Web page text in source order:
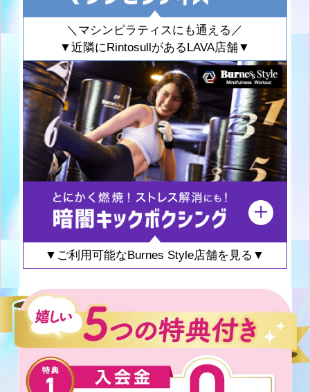
＼マシンピラティスにも通える／
▼近隣にRintosullがあるLAVA店舗▼
▼ご利用可能なBurnes Style店舗を見る▼